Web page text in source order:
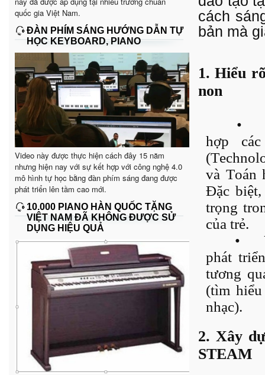
quốc gia Việt Nam.
ĐÀN PHÍM SÁNG HƯỚNG DẪN TỰ
HỌC KEYBOARD, PIANO
Video này được thực hiện cách đây 15 năm
nhưng hiện nay với sự kết hợp với công nghệ 4.0
mô hình tự học bằng đàn phím sáng đang được
phát triển lên tầm cao mới.
10.000 PIANO HÀN QUỐC TẶNG
VIỆT NAM ĐÃ KHÔNG ĐƯỢC SỬ
DỤNG HIỆU QUẢ
cách
bản mà
1. Hiểu
non
•
hợp
và Toán
Đặc
trọng
của trẻ.
•
phát
tương
(tìm
nhạc).
2. Xây
STEAM